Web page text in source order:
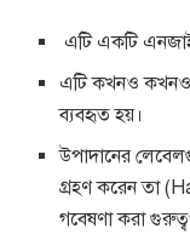
এটি একটি
এটি কখনও কখনও
ব্যবহৃত হয়।
উপাদানের
গ্রহণ করেন তা
গবেষণা করা